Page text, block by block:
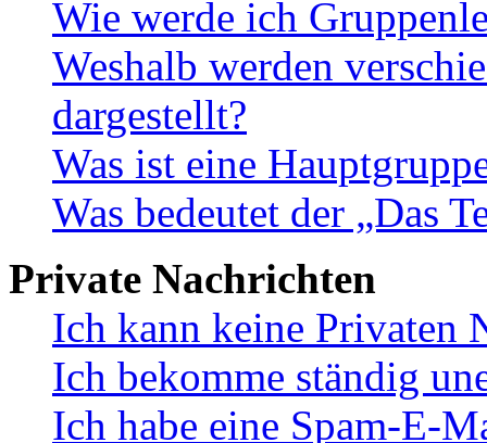
Wie werde ich
Weshalb werden
dargestellt?
Was ist eine
Was bedeutet der „Das
Private Nachrichten
Ich kann keine Privaten
Ich bekomme ständig
Ich habe eine Spam-E-